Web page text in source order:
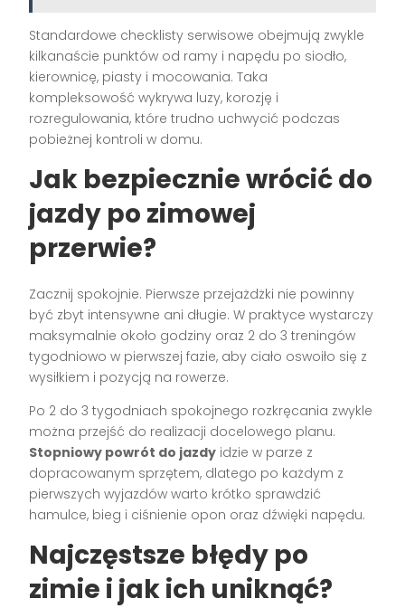
Standardowe checklisty serwisowe obejmują zwykle
kilkanaście punktów od ramy i napędu po siodło,
kierownicę, piasty i mocowania. Taka
kompleksowość wykrywa luzy, korozję i
rozregulowania, które trudno uchwycić podczas
pobieżnej kontroli w domu.
Jak bezpiecznie wrócić do
jazdy po zimowej
przerwie?
Zacznij spokojnie. Pierwsze przejażdżki nie powinny
być zbyt intensywne ani długie. W praktyce wystarczy
maksymalnie około godziny oraz 2 do 3 treningów
tygodniowo w pierwszej fazie, aby ciało oswoiło się z
wysiłkiem i pozycją na rowerze.
Po 2 do 3 tygodniach spokojnego rozkręcania zwykle
można przejść do realizacji docelowego planu.
Stopniowy powrót do jazdy idzie w parze z
dopracowanym sprzętem, dlatego po każdym z
pierwszych wyjazdów warto krótko sprawdzić
hamulce, bieg i ciśnienie opon oraz dźwięki napędu.
Najczęstsze błędy po
zimie i jak ich uniknąć?